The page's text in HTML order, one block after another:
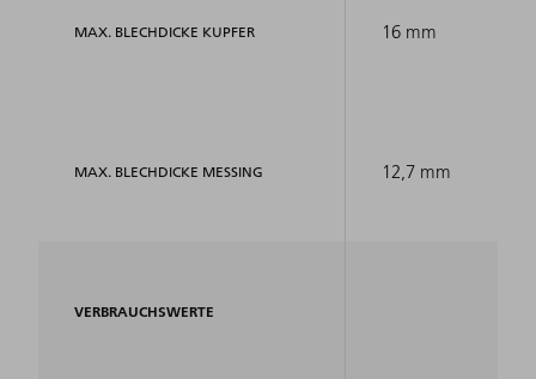
MAX. BLECHDICKE KUPFER
MAX. BLECHDICKE MESSING
VERBRAUCHSWERTE
16 mm
12,7 mm